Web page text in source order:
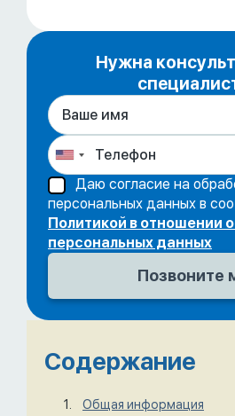
Нужна
Даю согласие на
персональных данных в
Политикой в отношении
персональных данных
Содержание
Общая информация